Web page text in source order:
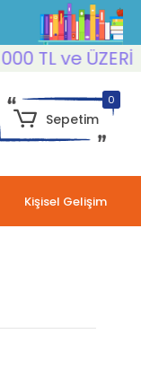
ve ÜZERİ
0
Sepetim
Kişisel Gelişim